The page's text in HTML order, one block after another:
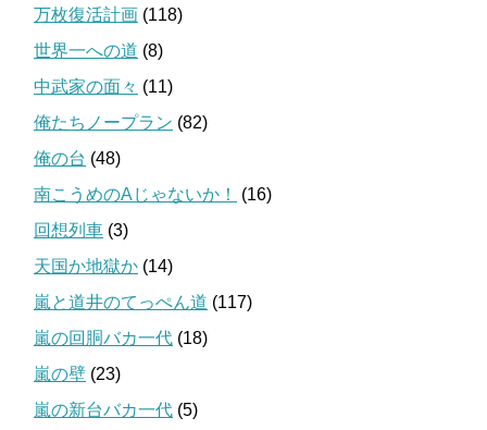
万枚復活計画 (118)
世界一への道 (8)
中武家の面々 (11)
俺たちノープラン (82)
俺の台 (48)
南こうめのAじゃないか！
(16)
回想列車 (3)
天国か地獄か (14)
嵐と道井のてっぺん道 (117)
嵐の回胴バカ一代 (18)
嵐の壁 (23)
嵐の新台バカ一代 (5)